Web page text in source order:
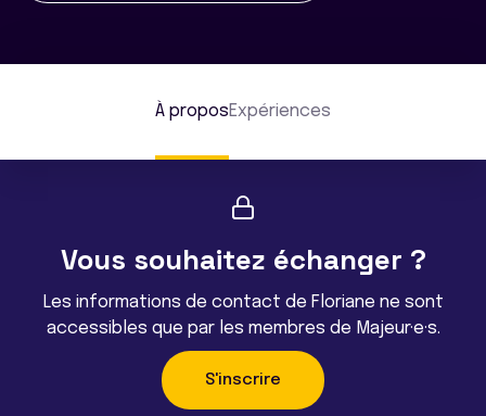
À proposExpériences
Vous souhaitez échanger ?
Les informations de contact de Floriane ne sont
accessibles que par les membres de Majeur·e·s.
S'inscrire